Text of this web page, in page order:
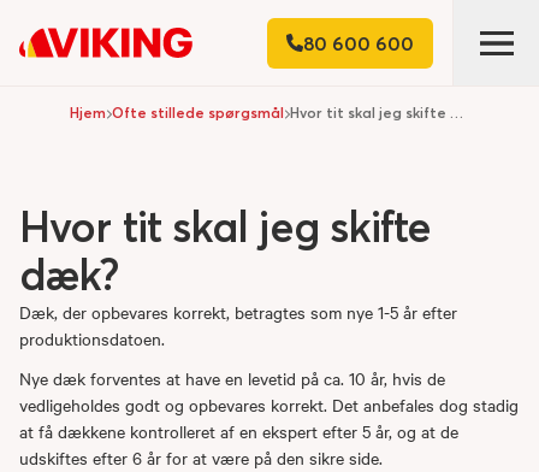
80 600 600
Hjem Ofte stillede spørgsmål Hvor tit skal jeg skifte dæk?
Hvor tit skal jeg skifte
dæk?
Dæk, der opbevares korrekt, betragtes som nye 1-5 år efter
produktionsdatoen.
Nye dæk forventes at have en levetid på ca. 10 år, hvis de
vedligeholdes godt og opbevares korrekt. Det anbefales dog stadig
at få dækkene kontrolleret af en ekspert efter 5 år, og at de
udskiftes efter 6 år for at være på den sikre side.